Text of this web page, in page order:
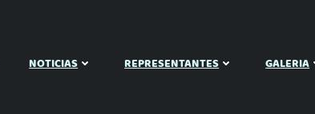
NOTICIAS REPRESENTANTES GALERIA